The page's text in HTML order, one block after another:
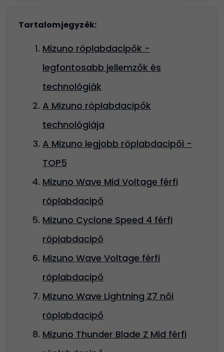
Tartalomjegyzék:
Mizuno röplabdacipők -
legfontosabb jellemzők és
technológiák
A Mizuno röplabdacipők
technológiája
A Mizuno legjobb röplabdacipői -
TOP5
Mizuno Wave Mid Voltage férfi
röplabdacipő
Mizuno Cyclone Speed 4 férfi
röplabdacipő
Mizuno Wave Voltage férfi
röplabdacipő
Mizuno Wave Lightning Z7 női
röplabdacipő
Mizuno Thunder Blade Z Mid férfi